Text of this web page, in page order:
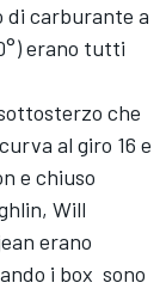
di carburante a
erano tutti
che
al giro 16 e
e chiuso
Will
erano
i box sono